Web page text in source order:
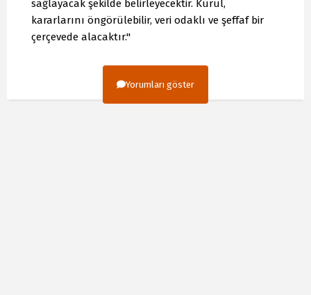
sağlayacak şekilde belirleyecektir. Kurul,
kararlarını öngörülebilir, veri odaklı ve şeffaf bir
çerçevede alacaktır."
Yorumları göster